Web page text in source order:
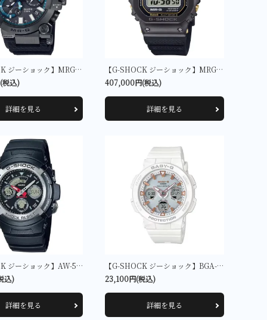
【G-SHOCK ジーショック】MRG-BF1000R-1AJR
込)
詳細を見る
【G-SHOCK ジーショック】MRG-B5000R-1JR
407,000円(税込)
詳細を見る
【G-SHOCK ジーショック】AW-590-1AJF
込)
詳細を見る
【G-SHOCK ジーショック】BGA-2500-7AJF
23,100円(税込)
詳細を見る